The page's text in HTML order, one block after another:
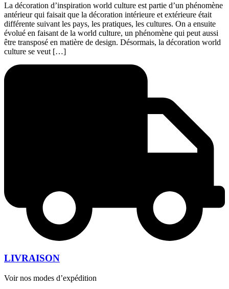
La décoration d’inspiration world culture est partie d’un phénomène
antérieur qui faisait que la décoration intérieure et extérieure était
différente suivant les pays, les pratiques, les cultures. On a ensuite
évolué en faisant de la world culture, un phénomène qui peut aussi
être transposé en matière de design. Désormais, la décoration world
culture se veut […]
LIVRAISON
Voir nos modes d’expédition